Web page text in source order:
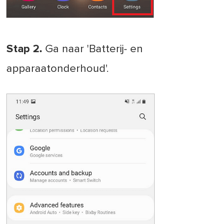
Stap 2. Ga naar 'Batterij- en
apparaatonderhoud'.